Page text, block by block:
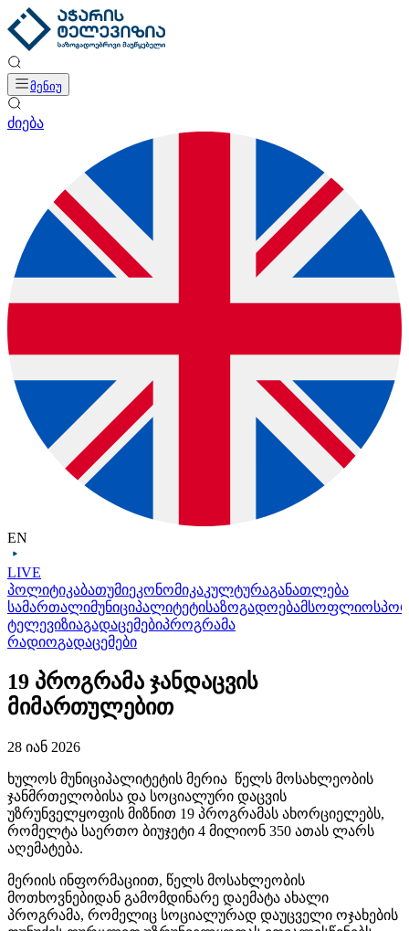
მენიუ
ძიება
EN
LIVE
პოლიტიკაბათუმიეკონომიკაკულტურაგანათლება
სამართალიმუნიციპალიტეტისაზოგადოებამსოფლიო
ტელევიზიაგადაცემებიპროგრამა
რადიოგადაცემები
19 პროგრამა ჯანდაცვის
მიმართულებით
28 იან 2026
ხულოს მუნიციპალიტეტის მერია წელს მოსახლეობის
ჯანმრთელობისა და სოციალური დაცვის
უზრუნველყოფის მიზნით 19 პროგრამას ახორციელებს,
რომელტა საერთო ბიუჯეტი 4 მილიონ 350 ათას ლარს
აღემატება.
მერიის ინფორმაციით, წელს მოსახლეობის
მოთხოვნებიდან გამომდინარე დაემატა ახალი
პროგრამა, რომელიც სოციალურად დაუცველი ოჯახების